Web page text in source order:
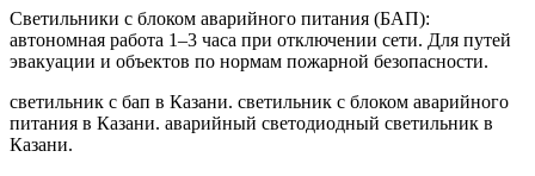
Светильники с блоком аварийного питания (БАП):
автономная работа 1–3 часа при отключении сети. Для путей
эвакуации и объектов по нормам пожарной безопасности.
светильник с бап в Казани. светильник с блоком аварийного
питания в Казани. аварийный светодиодный светильник в
Казани.